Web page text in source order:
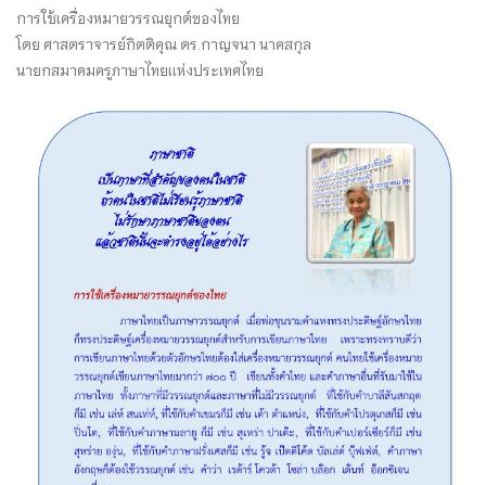
การใช้เครื่องหมายวรรณยุกต์ของไทย
โดย ศาสตราจารย์กิตติคุณ ดร.กาญจนา นาคสกุล
นายกสมาคมครูภาษาไทยเเห่งประเทศไทย